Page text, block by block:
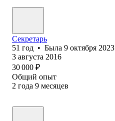
Секретарь
51 год • Была 9 октября 2023
3 августа 2016
30 000 ₽
Общий опыт
2 года 9 месяцев